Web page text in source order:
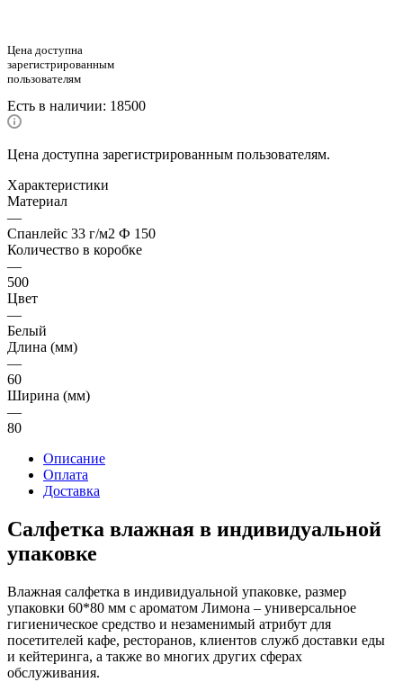
Цена доступна
зарегистрированным
пользователям
Есть в наличии: 18500
Цена доступна зарегистрированным пользователям.
Характеристики
Материал
—
Спанлейс 33 г/м2 Ф 150
Количество в коробке
—
500
Цвет
—
Белый
Длина (мм)
—
60
Ширина (мм)
—
80
Описание
Оплата
Доставка
Салфетка влажная в индивидуальной
упаковке
Влажная салфетка в индивидуальной упаковке, размер
упаковки 60*80 мм с ароматом Лимона – универсальное
гигиеническое средство и незаменимый атрибут для
посетителей кафе, ресторанов, клиентов служб доставки еды
и кейтеринга, а также во многих других сферах
обслуживания.